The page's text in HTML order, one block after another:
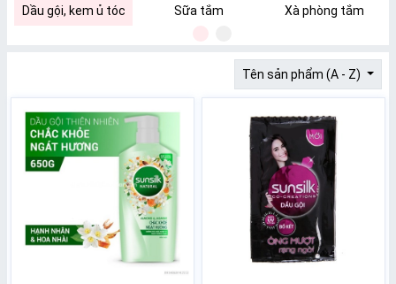
Dầu gội, kem ủ tóc Sữa tắm
Xà phòng tắm
Tên sản phẩm (A - Z)